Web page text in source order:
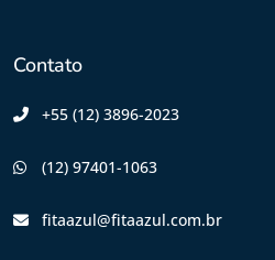
Contato
+55 (12) 3896-2023
(12) 97401-1063
fitaazul@fitaazul.com.br